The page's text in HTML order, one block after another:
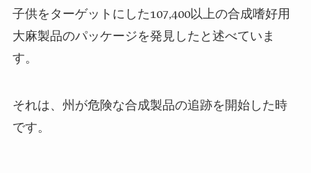
子供をターゲットにした107,400以上の合成嗜好用
大麻製品のパッケージを発見したと述べていま
す。
それは、州が危険な合成製品の追跡を開始した時
です。